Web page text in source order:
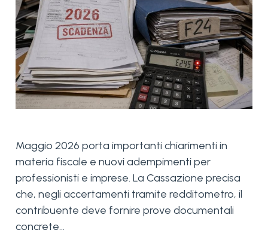
Maggio 2026 porta importanti chiarimenti in
materia fiscale e nuovi adempimenti per
professionisti e imprese. La Cassazione precisa
che, negli accertamenti tramite redditometro, il
contribuente deve fornire prove documentali
concrete...